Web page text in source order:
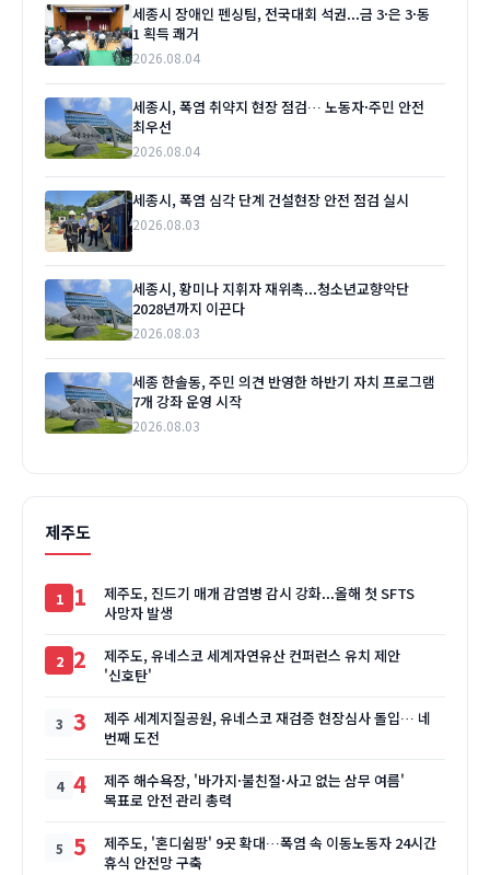
세종시 장애인 펜싱팀, 전국대회 석권...금 3·은 3·동
1 획득 쾌거
2026.08.04
세종시, 폭염 취약지 현장 점검… 노동자·주민 안전
최우선
2026.08.04
세종시, 폭염 심각 단계 건설현장 안전 점검 실시
2026.08.03
세종시, 황미나 지휘자 재위촉...청소년교향악단
2028년까지 이끈다
2026.08.03
세종 한솔동, 주민 의견 반영한 하반기 자치 프로그램
7개 강좌 운영 시작
2026.08.03
제주도
1
제주도, 진드기 매개 감염병 감시 강화...올해 첫 SFTS
사망자 발생
2
제주도, 유네스코 세계자연유산 컨퍼런스 유치 제안
'신호탄'
3
제주 세계지질공원, 유네스코 재검증 현장심사 돌입… 네
번째 도전
4
제주 해수욕장, '바가지·불친절·사고 없는 삼무 여름'
목표로 안전 관리 총력
5
제주도, '혼디쉼팡' 9곳 확대…폭염 속 이동노동자 24시간
휴식 안전망 구축